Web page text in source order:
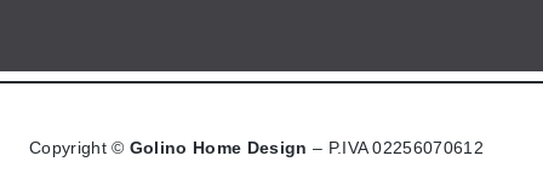
Copyright © Golino Home Design – P.IVA 02256070612